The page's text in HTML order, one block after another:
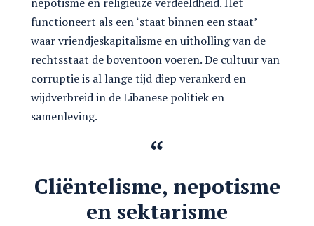
functioneert als een ‘staat binnen een staat’
waar vriendjeskapitalisme en uitholling van de
rechtsstaat de boventoon voeren. De cultuur van
corruptie is al lange tijd diep verankerd en
wijdverbreid in de Libanese politiek en
samenleving.
Cliëntelisme, nepotisme
en sektarisme